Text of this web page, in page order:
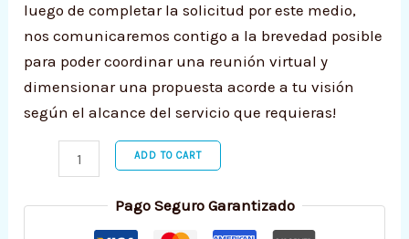
luego de completar la solicitud por este medio,
nos comunicaremos contigo a la brevedad posible
para poder coordinar una reunión virtual y
dimensionar una propuesta acorde a tu visión
según el alcance del servicio que requieras!
ADD TO CART
Pago Seguro Garantizado